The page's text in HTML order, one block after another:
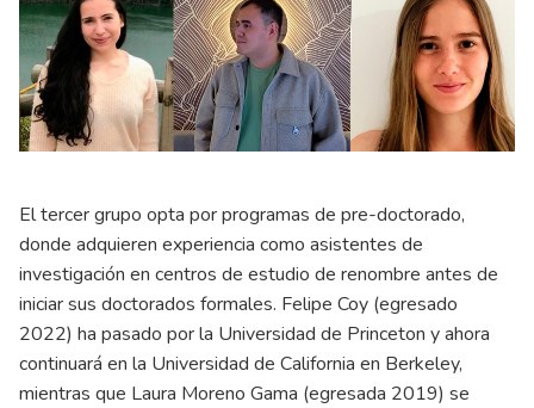
El tercer grupo opta por programas de pre-doctorado,
donde adquieren experiencia como asistentes de
investigación en centros de estudio de renombre antes de
iniciar sus doctorados formales. Felipe Coy (egresado
2022) ha pasado por la Universidad de Princeton y ahora
continuará en la Universidad de California en Berkeley,
mientras que Laura Moreno Gama (egresada 2019) se